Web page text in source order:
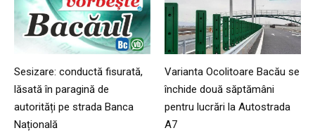
Sesizare: conductă fisurată,
lăsată în paragină de
autorități pe strada Banca
Națională
Varianta Ocolitoare Bacău se
închide două săptămâni
pentru lucrări la Autostrada
A7